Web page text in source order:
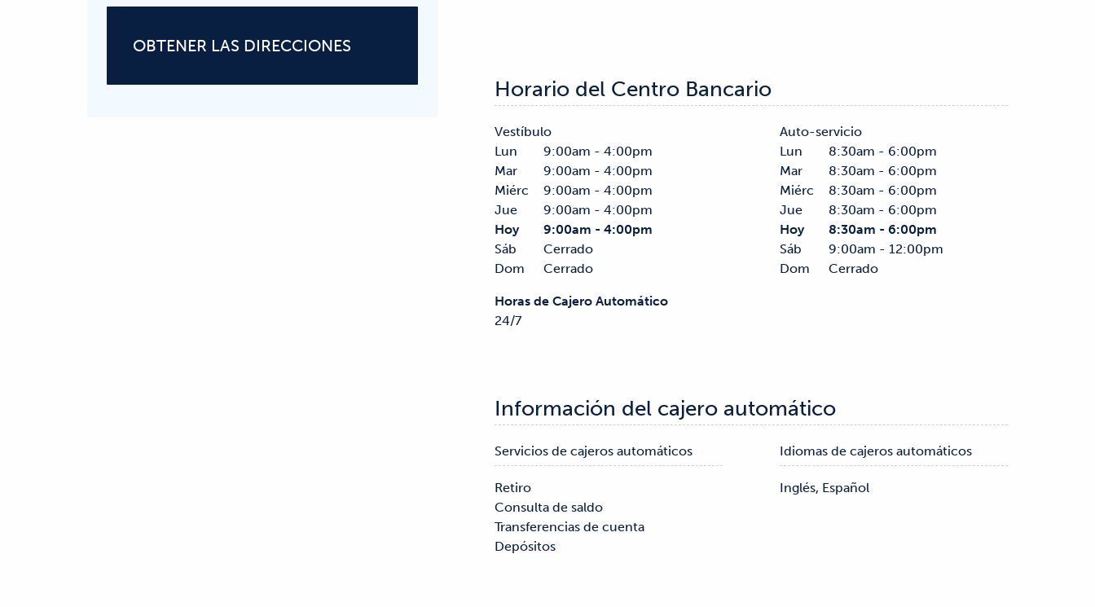
OBTENER LAS DIRECCIONES
Horario del Centro Bancario
Vestíbulo
Lun
9:00am - 4:00pm
Mar
9:00am - 4:00pm
Miérc
9:00am - 4:00pm
Jue
9:00am - 4:00pm
Hoy
9:00am - 4:00pm
Sáb
Cerrado
Dom
Cerrado
Auto-servicio
Lun
8:30am - 6:00pm
Mar
8:30am - 6:00pm
Miérc
8:30am - 6:00pm
Jue
8:30am - 6:00pm
Hoy
8:30am - 6:00pm
Sáb
9:00am - 12:00pm
Dom
Cerrado
Horas de Cajero Automático
24/7
Información del cajero automático
Servicios de cajeros automáticos
Retiro
Consulta de saldo
Transferencias de cuenta
Depósitos
Idiomas de cajeros automáticos
Inglés, Español